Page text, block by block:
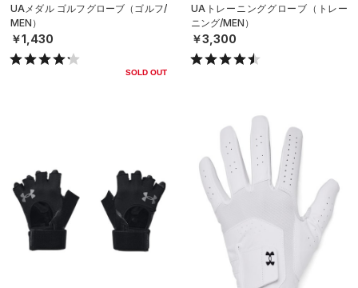
UAメダル ゴルフグローブ（ゴルフ/
MEN）
￥1,430
SOLD OUT
UAトレーニンググローブ（トレー
ニング/MEN）
￥3,300